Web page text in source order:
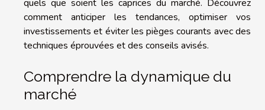
quels que soient les caprices du marché. Découvrez
comment anticiper les tendances, optimiser vos
investissements et éviter les pièges courants avec des
techniques éprouvées et des conseils avisés.
Comprendre la dynamique du
marché